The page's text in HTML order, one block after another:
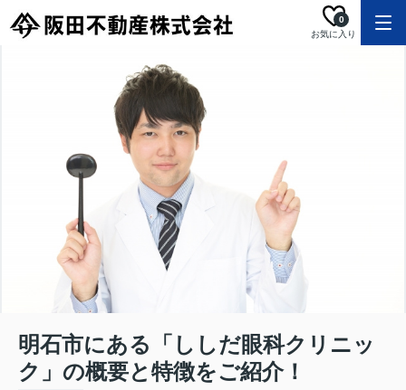
お気に入り
0
明石市にある「ししだ眼科クリニッ
ク」の概要と特徴をご紹介！